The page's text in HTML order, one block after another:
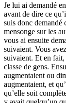
Je lui ai demandé
avant de dire ce
suis donc demandé
mensonge sur les
vous ai ensuite
suivaient. Vous
suivaient. Et en fait,
classe de gens.
augmentaient ou
augmentaient, et
qu’elle soit